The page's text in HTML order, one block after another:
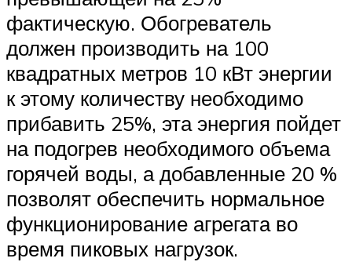
фактическую. Обогреватель
должен производить на 100
квадратных метров 10 кВт энергии
к этому количеству необходимо
прибавить 25%, эта энергия пойдет
на подогрев необходимого объема
горячей воды, а добавленные 20 %
позволят обеспечить нормальное
функционирование агрегата во
время пиковых нагрузок.